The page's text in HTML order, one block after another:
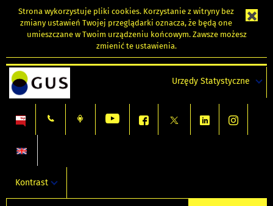
Strona wykorzystuje pliki cookies. Korzystanie z witryny bez
zmiany ustawień Twojej przeglądarki oznacza, że będą one
umieszczane w Twoim urządzeniu końcowym. Zawsze możesz
zmienić te ustawienia.
Urzędy Statystyczne
Kontrast